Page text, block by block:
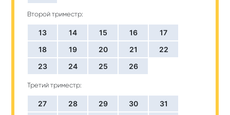
Второй триместр:
13 14 15 16
17
18
19 20 21
22
23
24 25 26
Третий триместр:
27 28 29 30
31